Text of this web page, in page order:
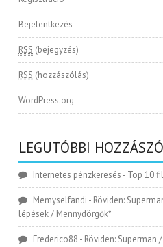
Bejelentkezés
RSS (bejegyzés)
RSS (hozzászólás)
WordPress.org
LEGUTÓBBI
Internetes pénzkeresés - Top 10
Memyselfandi - Röviden:
lépések / Mennydörgők*
Frederico88 - Röviden: Superman